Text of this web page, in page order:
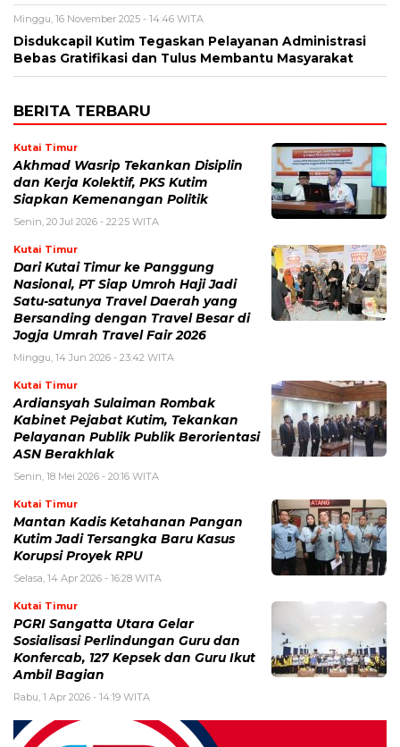
Minggu, 16 November 2025 - 14:46 WITA
Disdukcapil Kutim Tegaskan Pelayanan Administrasi
Bebas Gratifikasi dan Tulus Membantu Masyarakat
BERITA TERBARU
Kutai Timur
Akhmad Wasrip Tekankan Disiplin
dan Kerja Kolektif, PKS Kutim
Siapkan Kemenangan Politik
Senin, 20 Jul 2026 - 22:25 WITA
Kutai Timur
Dari Kutai Timur ke Panggung
Nasional, PT Siap Umroh Haji Jadi
Satu-satunya Travel Daerah yang
Bersanding dengan Travel Besar di
Jogja Umrah Travel Fair 2026
Minggu, 14 Jun 2026 - 23:42 WITA
Kutai Timur
Ardiansyah Sulaiman Rombak
Kabinet Pejabat Kutim, Tekankan
Pelayanan Publik Publik Berorientasi
ASN Berakhlak
Senin, 18 Mei 2026 - 20:16 WITA
Kutai Timur
Mantan Kadis Ketahanan Pangan
Kutim Jadi Tersangka Baru Kasus
Korupsi Proyek RPU
Selasa, 14 Apr 2026 - 16:28 WITA
Kutai Timur
PGRI Sangatta Utara Gelar
Sosialisasi Perlindungan Guru dan
Konfercab, 127 Kepsek dan Guru Ikut
Ambil Bagian
Rabu, 1 Apr 2026 - 14:19 WITA